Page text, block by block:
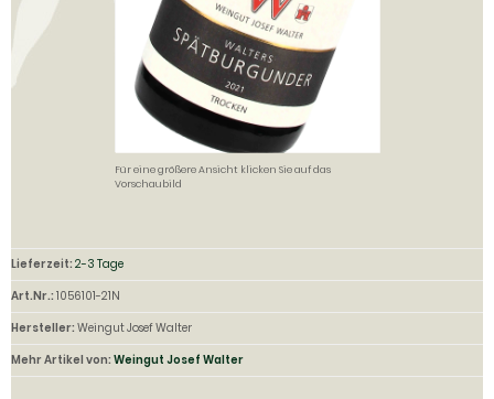
Für eine größere Ansicht klicken Sie auf das
Vorschaubild
Lieferzeit: 2-3 Tage
Art.Nr.: 1056101-21N
Hersteller: Weingut Josef Walter
Mehr Artikel von: Weingut Josef Walter